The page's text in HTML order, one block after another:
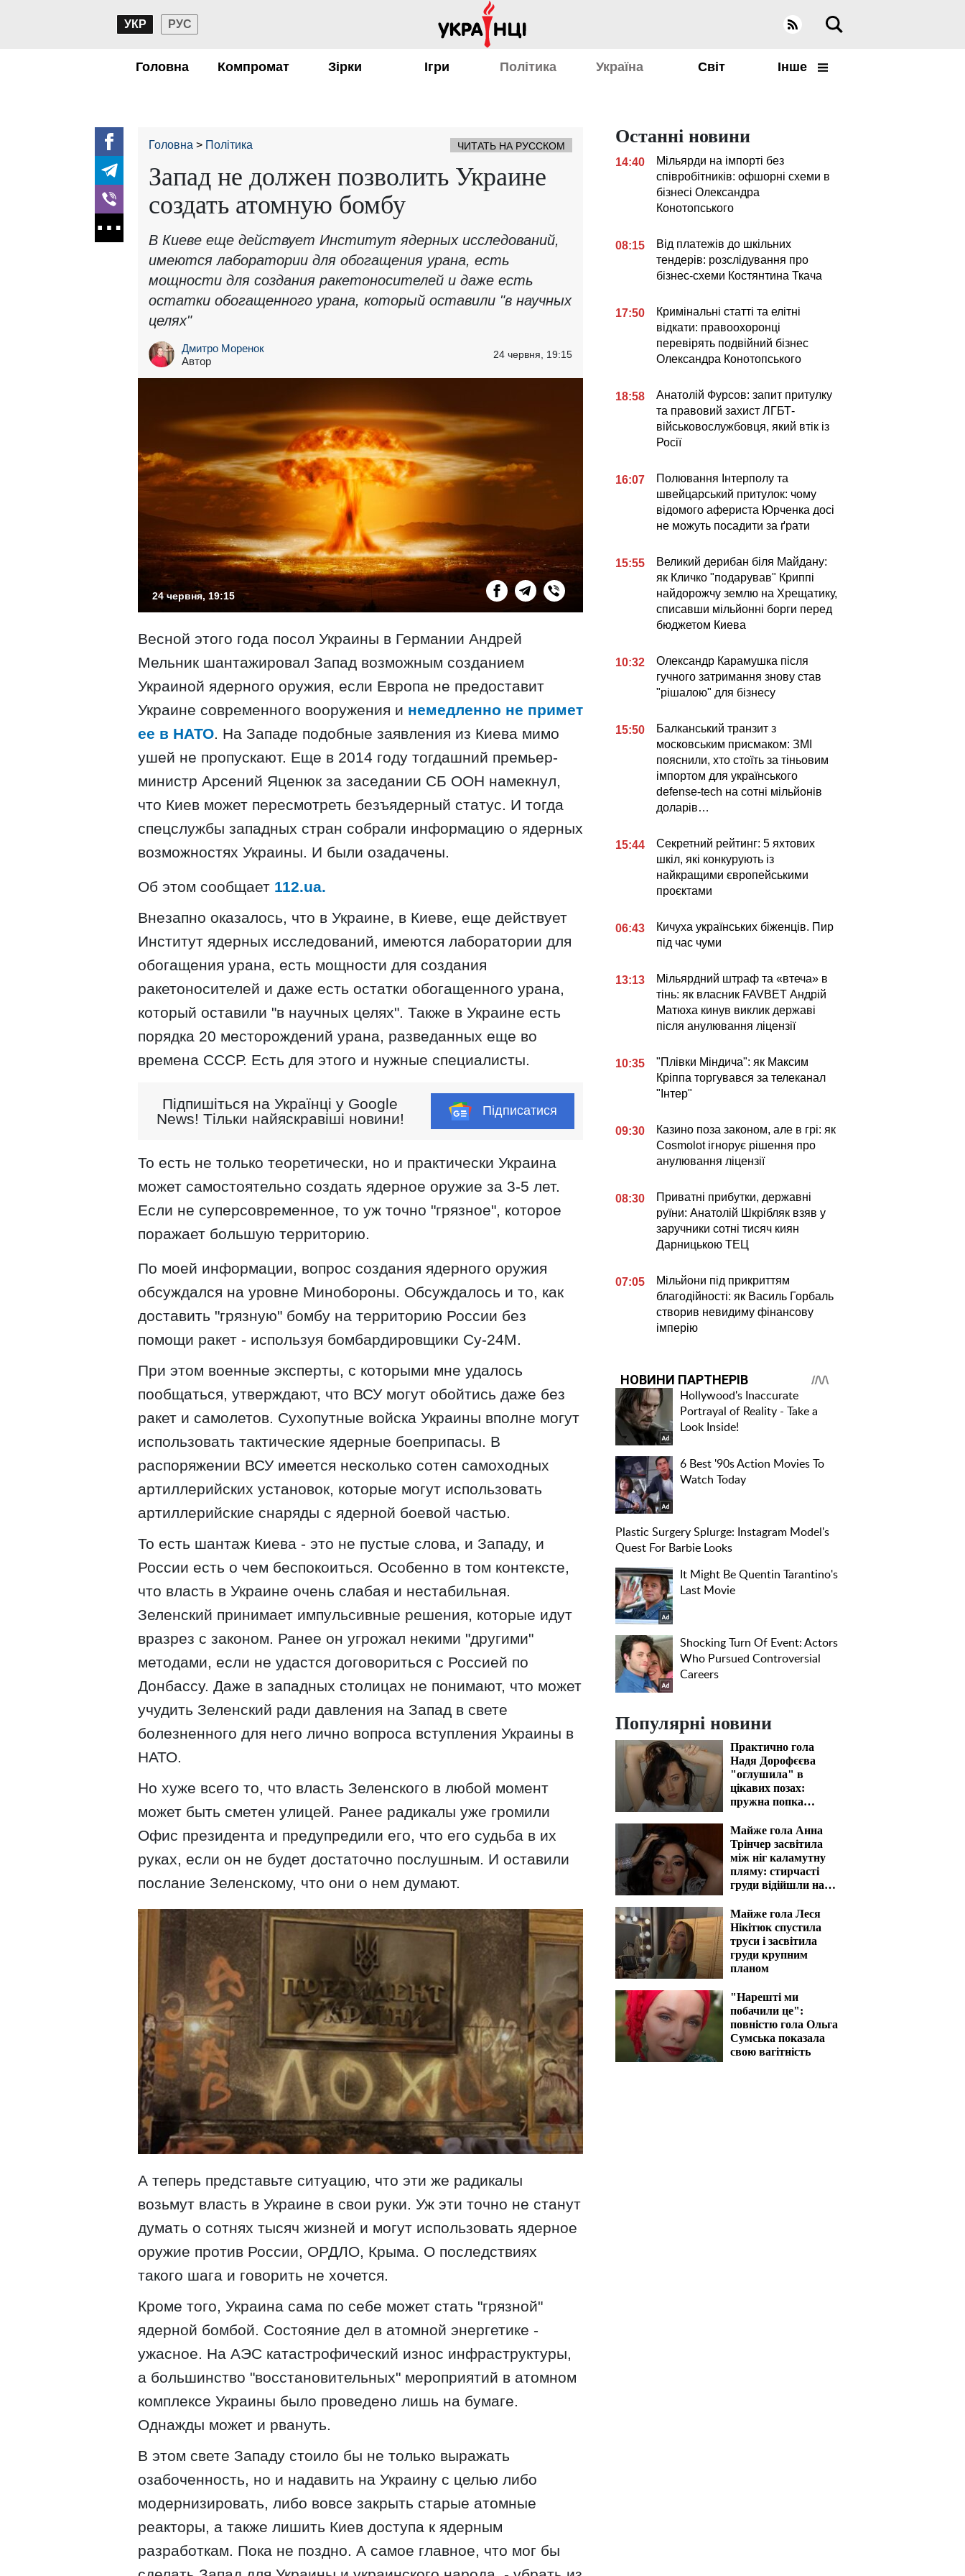
УКР РУС
Головна Компромат Зірки Ігри Політика Україна Світ Інше
Головна Політика ЧИТАТЬ НА РУССКОМ
Запад не должен позволить Украине
создать атомную бомбу
В Киеве еще действует Институт ядерных исследований,
имеются лаборатории для обогащения урана, есть
мощности для создания ракетоносителей и даже есть
остатки обогащенного урана, который оставили "в научных
целях"
Дмитро Моренок
Автор
24 червня, 19:15
24 червня, 19:15
Весной этого года посол Украины в Германии Андрей
Мельник шантажировал Запад возможным созданием
Украиной ядерного оружия, если Европа не предоставит
Украине современного вооружения и немедленно не примет
ее в НАТО . На Западе подобные заявления из Киева мимо
ушей не пропускают. Еще в 2014 году тогдашний премьер-
министр Арсений Яценюк за заседании СБ ООН намекнул,
что Киев может пересмотреть безъядерный статус. И тогда
спецслужбы западных стран собрали информацию о ядерных
возможностях Украины. И были озадачены.
Об этом сообщает 112.ua.
Внезапно оказалось, что в Украине, в Киеве, еще действует
Институт ядерных исследований, имеются лаборатории для
обогащения урана, есть мощности для создания
ракетоносителей и даже есть остатки обогащенного урана,
который оставили "в научных целях". Также в Украине есть
порядка 20 месторождений урана, разведанных еще во
времена СССР. Есть для этого и нужные специалисты.
Підпишіться на Українці у Google
News! Тільки найяскравіші новини!
Підписатися
То есть не только теоретически, но и практически Украина
может самостоятельно создать ядерное оружие за 3-5 лет.
Если не суперсовременное, то уж точно "грязное", которое
поражает большую территорию.
По моей информации, вопрос создания ядерного оружия
обсуждался на уровне Минобороны. Обсуждалось и то, как
доставить "грязную" бомбу на территорию России без
помощи ракет - используя бомбардировщики Су-24М.
При этом военные эксперты, с которыми мне удалось
пообщаться, утверждают, что ВСУ могут обойтись даже без
ракет и самолетов. Сухопутные войска Украины вполне могут
использовать тактические ядерные боеприпасы. В
распоряжении ВСУ имеется несколько сотен самоходных
артиллерийских установок, которые могут использовать
артиллерийские снаряды с ядерной боевой частью.
То есть шантаж Киева - это не пустые слова, и Западу, и
России есть о чем беспокоиться. Особенно в том контексте,
что власть в Украине очень слабая и нестабильная.
Зеленский принимает импульсивные решения, которые идут
вразрез с законом. Ранее он угрожал некими "другими"
методами, если не удастся договориться с Россией по
Донбассу. Даже в западных столицах не понимают, что может
учудить Зеленский ради давления на Запад в свете
болезненного для него лично вопроса вступления Украины в
НАТО.
Но хуже всего то, что власть Зеленского в любой момент
может быть сметен улицей. Ранее радикалы уже громили
Офис президента и предупредили его, что его судьба в их
руках, если он не будет достаточно послушным. И оставили
послание Зеленскому, что они о нем думают.
А теперь представьте ситуацию, что эти же радикалы
возьмут власть в Украине в свои руки. Уж эти точно не станут
думать о сотнях тысяч жизней и могут использовать ядерное
оружие против России, ОРДЛО, Крыма. О последствиях
такого шага и говорить не хочется.
Кроме того, Украина сама по себе может стать "грязной"
ядерной бомбой. Состояние дел в атомной энергетике -
ужасное. На АЭС катастрофический износ инфраструктуры,
а большинство "восстановительных" мероприятий в атомном
комплексе Украины было проведено лишь на бумаге.
Однажды может и рвануть.
В этом свете Западу стоило бы не только выражать
озабоченность, но и надавить на Украину с целью либо
модернизировать, либо вовсе закрыть старые атомные
реакторы, а также лишить Киев доступа к ядерным
разработкам. Пока не поздно. А самое главное, что мог бы
Останні новини
14:40
Мільярди на імпорті без
співробітників: офшорні схеми в
бізнесі Олександра
Конотопського
08:15
Від платежів до шкільних
тендерів: розслідування про
бізнес-схеми Костянтина Ткача
17:50
Кримінальні статті та елітні
відкати: правоохоронці
перевірять подвійний бізнес
Олександра Конотопського
18:58
Анатолій Фурсов: запит притулку
та правовий захист ЛГБТ-
військовослужбовця, який втік із
Росії
16:07
Полювання Інтерполу та
швейцарський притулок: чому
відомого афериста Юрченка досі
не можуть посадити за ґрати
15:55
Великий дерибан біля Майдану:
як Кличко "подарував" Криппі
найдорожчу землю на Хрещатику,
списавши мільйонні борги перед
бюджетом Киева
10:32
Олександр Карамушка після
гучного затримання знову став
"рішалою" для бізнесу
15:50
Балканський транзит з
московським присмаком: ЗМІ
пояснили, хто стоїть за тіньовим
імпортом для українського
defense-tech на сотні мільйонів
доларів…
15:44
Секретний рейтинг: 5 яхтових
шкіл, які конкурують із
найкращими європейськими
проєктами
06:43
Кичуха українських біженців. Пир
під час чуми
13:13
Мільярдний штраф та «втеча» в
тінь: як власник FAVBET Андрій
Матюха кинув виклик державі
після анулювання ліцензії
10:35
"Плівки Міндича": як Максим
Кріппа торгувався за телеканал
"Інтер"
09:30
Казино поза законом, але в грі: як
Cosmolot ігнорує рішення про
анулювання ліцензії
08:30
Приватні прибутки, державні
руїни: Анатолій Шкрібляк взяв у
заручники сотні тисяч киян
Дарницькою ТЕЦ
07:05
Мільйони під прикриттям
благодійності: як Василь Горбаль
створив невидиму фінансову
імперію
Популярні новини
Практично гола
Надя Дорофєєва
"оглушила" в
цікавих позах:
пружна попка
Майже гола Анна
Трінчер засвітила
між ніг каламутну
пляму: стирчасті
груди відійшли на
Майже гола Леся
Нікітюк спустила
труси і засвітила
груди крупним
планом
"Нарешті ми
побачили це":
повністю гола Ольга
Сумська показала
свою вагітність